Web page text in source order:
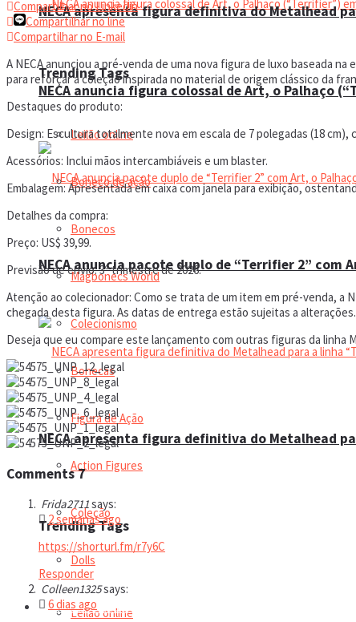
NECA anuncia figura colossal de Art, o Palhaço
NECA anuncia pacote duplo de “Terrifier 2” com
NECA apresenta figura definitiva do Metalhead
Trending Tags
Leilão online
NECA apresenta figura definitiva do Metalhead
Trending Tags
Leilão online
Boneco de ação
Bonecos
Magbonecs World
Colecionismo
Bonecas
Figura de Ação
Action Figures
Coleção
Dolls
Manual do colecionador
Compartilhar no Linkedin
Compartilhar no line
Compartilhar no E-mail
A NECA anunciou a pré-venda de uma nova figura de luxo baseada
para reforçar a coleção inspirada no material de origem clássico da
Destaques do produto:
Design: Escultura totalmente nova em escala de 7 polegadas (18
Acessórios: Inclui mãos intercambiáveis e um blaster.
Embalagem: Apresentada em caixa com janela para exibição,
Detalhes da compra:
Preço: US$ 39,99.
Previsão de envio: 3º trimestre de 2026.
Atenção ao colecionador: Como se trata de um item em pré-venda,
chegada desta figura. As datas de entrega estão sujeitas a alterações.
Deseja que eu compare este lançamento com outras figuras da linha
Comments7
Frida2711says:
2 semanas ago
https://shorturl.fm/r7y6C
Responder
Colleen1325says:
6 dias ago